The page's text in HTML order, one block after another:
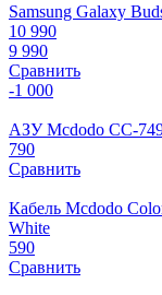
Samsung Galaxy
10 990
9 990
Сравнить
-1 000
АЗУ Mcdodo CC-
790
Сравнить
Кабель Mcdodo
White
590
Сравнить